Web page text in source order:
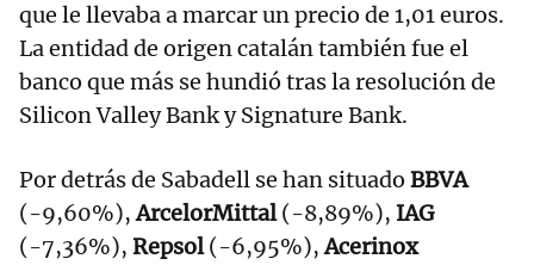
que le llevaba a marcar un precio de 1,01 euros.
La entidad de origen catalán también fue el
banco que más se hundió tras la resolución de
Silicon Valley Bank y Signature Bank.
Por detrás de Sabadell se han situado BBVA
(-9,60%),ArcelorMittal(-8,89%), IAG
(-7,36%), Repsol(-6,95%),Acerinox